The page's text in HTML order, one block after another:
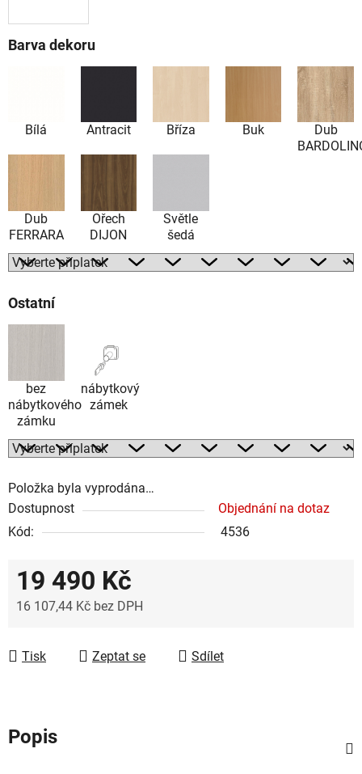
Barva dekoru
Bílá Antracit Bříza Buk
Dub
Dub
FERRARA
Ořech
DIJON
Světle
šedá
Ostatní
bez
nábytkového
zámku
nábytkový
zámek
Položka byla vyprodána…
Dostupnost
Objednání na dotaz
Kód:
4536
19 490 Kč
16 107,44 Kč bez DPH
Tisk
Zeptat se Sdílet
Popis